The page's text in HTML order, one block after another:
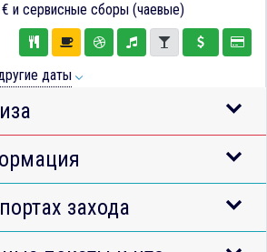
и сервисные сборы (чаевые)
даты
захода